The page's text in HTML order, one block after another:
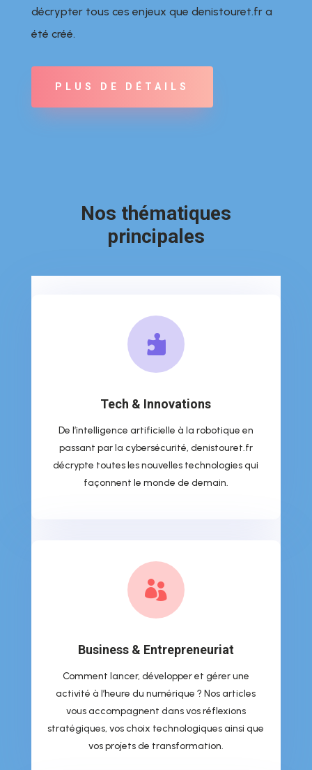
décrypter tous ces enjeux que denistouret.fr a
été créé.
PLUS DE DÉTAILS
Nos thématiques
principales

Tech & Innovations
De l’intelligence artificielle à la robotique en
passant par la cybersécurité, denistouret.fr
décrypte toutes les nouvelles technologies qui
façonnent le monde de demain.

Business & Entrepreneuriat
Comment lancer, développer et gérer une
activité à l’heure du numérique ? Nos articles
vous accompagnent dans vos réflexions
stratégiques, vos choix technologiques ainsi que
vos projets de transformation.